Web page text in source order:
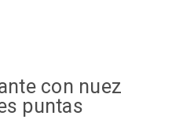
con nuez
puntas